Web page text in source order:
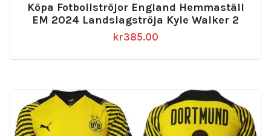
Köpa Fotbollströjor England Hemmaställ
EM 2024 Landslagströja Kyle Walker 2
kr385.00